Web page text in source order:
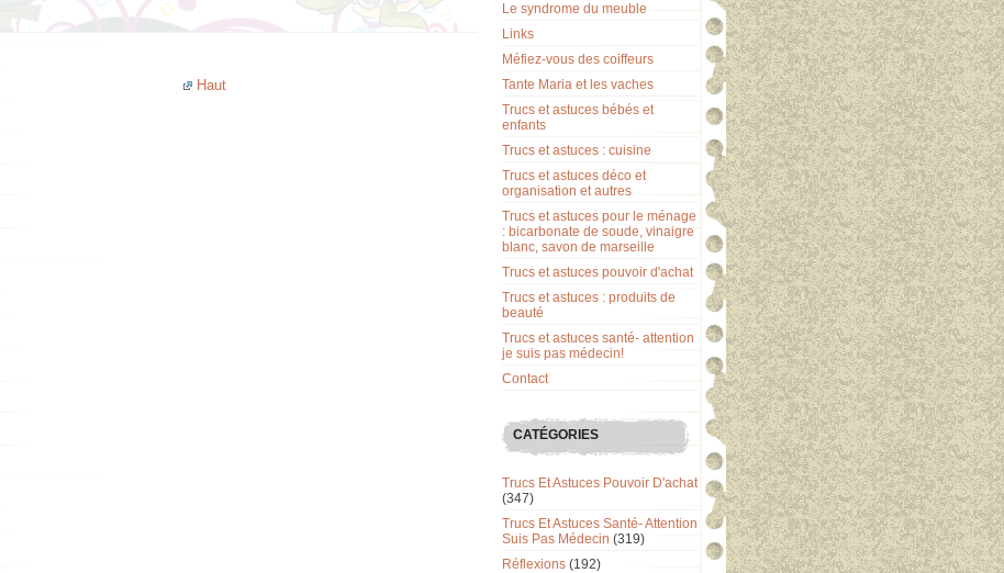
Haut
Le syndrome du meuble
Links
Méfiez-vous des coiffeurs
Tante Maria et les vaches
Trucs et astuces bébés et
enfants
Trucs et astuces : cuisine
Trucs et astuces déco et
organisation et autres
Trucs et astuces pour le ménage
: bicarbonate de soude, vinaigre
blanc, savon de marseille
Trucs et astuces pouvoir d'achat
Trucs et astuces : produits de
beauté
Trucs et astuces santé- attention
je suis pas médecin!
Contact
CATÉGORIES
Trucs Et Astuces Pouvoir D'achat
(347)
Trucs Et Astuces Santé- Attention
Suis Pas Médecin (319)
Réflexions (192)